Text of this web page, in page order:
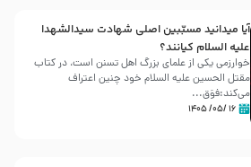
آیا میدانید مسبّبین اصلی شهادت سیدالشهدا
علیه ‌السلام کیانند؟
خوارزمی یکی از علمای بزرگ اهل تسنن است، در کتاب
مقتل الحسین علیه ‌السلام خود چنین اعتراف
می‌کند:فوَق...
۱۶ /۰۵/ ۱۴۰۵